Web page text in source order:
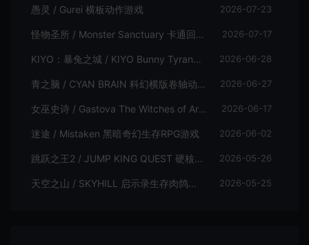
愚灵 / Gurei 横板动作游戏 2026-07-23
怪物圣所 / Monster Sanctuary 卡通回合制横板动作游戏 2026-07-17
KIYO：暴兔之城 / KIYO Bunny Tyranny 潜行动作游戏 2026-06-28
青之脑 / CYAN BRAIN 科幻横版卷轴动作游戏 2026-06-27
女巫史诗 / Gastova The Witches of Arkana 类银河恶魔城动作游戏 2026-06-17
迷途 / Mistaken 黑暗奇幻生存RPG游戏 2026-06-02
跳跃之王2 / JUMP KING QUEST 硬核横板跳跃游戏 2026-05-26
天空之山 / SKYHILL 启示录生存肉鸽游戏 2026-05-25